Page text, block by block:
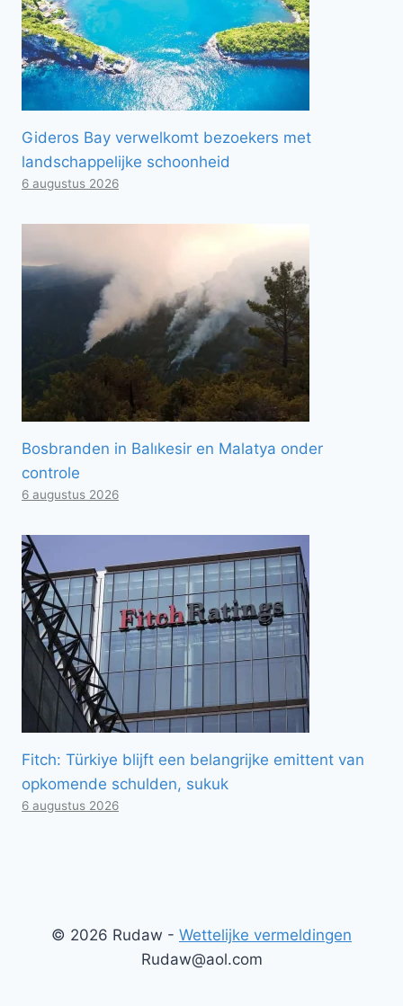
Gideros Bay verwelkomt bezoekers met
landschappelijke schoonheid
6 augustus 2026
Bosbranden in Balıkesir en Malatya onder
controle
6 augustus 2026
Fitch: Türkiye blijft een belangrijke emittent van
opkomende schulden, sukuk
6 augustus 2026
© 2026 Rudaw - Wettelijke vermeldingen
Rudaw@aol.com